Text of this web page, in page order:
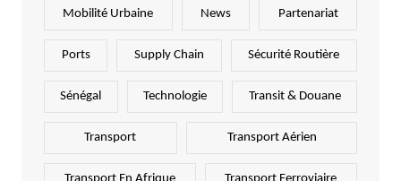
Mobilité Urbaine News Partenariat
Ports Supply Chain Sécurité Routière
Sénégal Technologie Transit & Douane
Transport Transport Aérien